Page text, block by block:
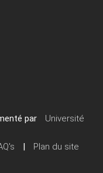
par
Université
| Plan du site